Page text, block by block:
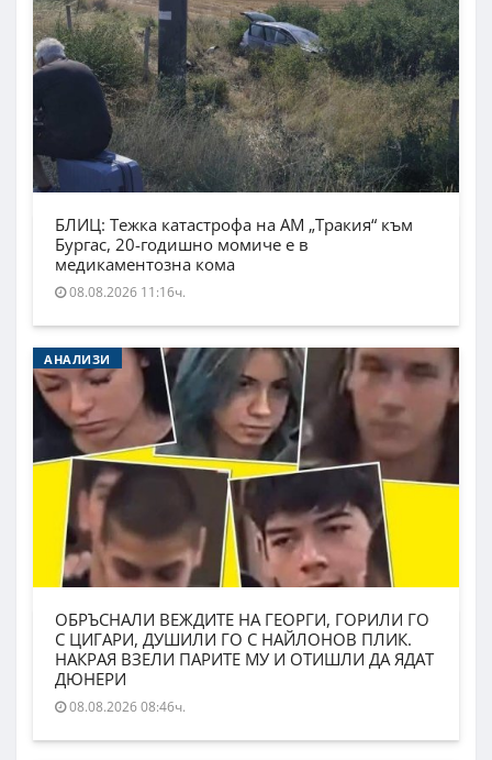
БЛИЦ: Тежка катастрофа на АМ „Тракия“ към
Бургас, 20-годишно момиче е в
медикаментозна кома
08.08.2026 11:16ч.
АНАЛИЗИ
ОБРЪСНАЛИ ВЕЖДИТЕ НА ГЕОРГИ, ГОРИЛИ ГО
С ЦИГАРИ, ДУШИЛИ ГО С НАЙЛОНОВ ПЛИК.
НАКРАЯ ВЗЕЛИ ПАРИТЕ МУ И ОТИШЛИ ДА ЯДАТ
ДЮНЕРИ
08.08.2026 08:46ч.